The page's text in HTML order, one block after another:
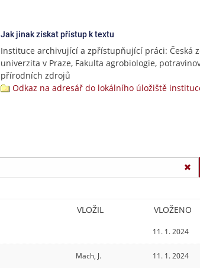
Jak jinak získat přístup k textu
Instituce archivující a zpřístupňující práci: Česká
univerzita v Praze, Fakulta agrobiologie,
přírodních zdrojů
Odkaz na adresář do lokálního úložiště
VLOŽIL VLOŽENO
11. 1. 2024
Mach, J. 11. 1. 2024